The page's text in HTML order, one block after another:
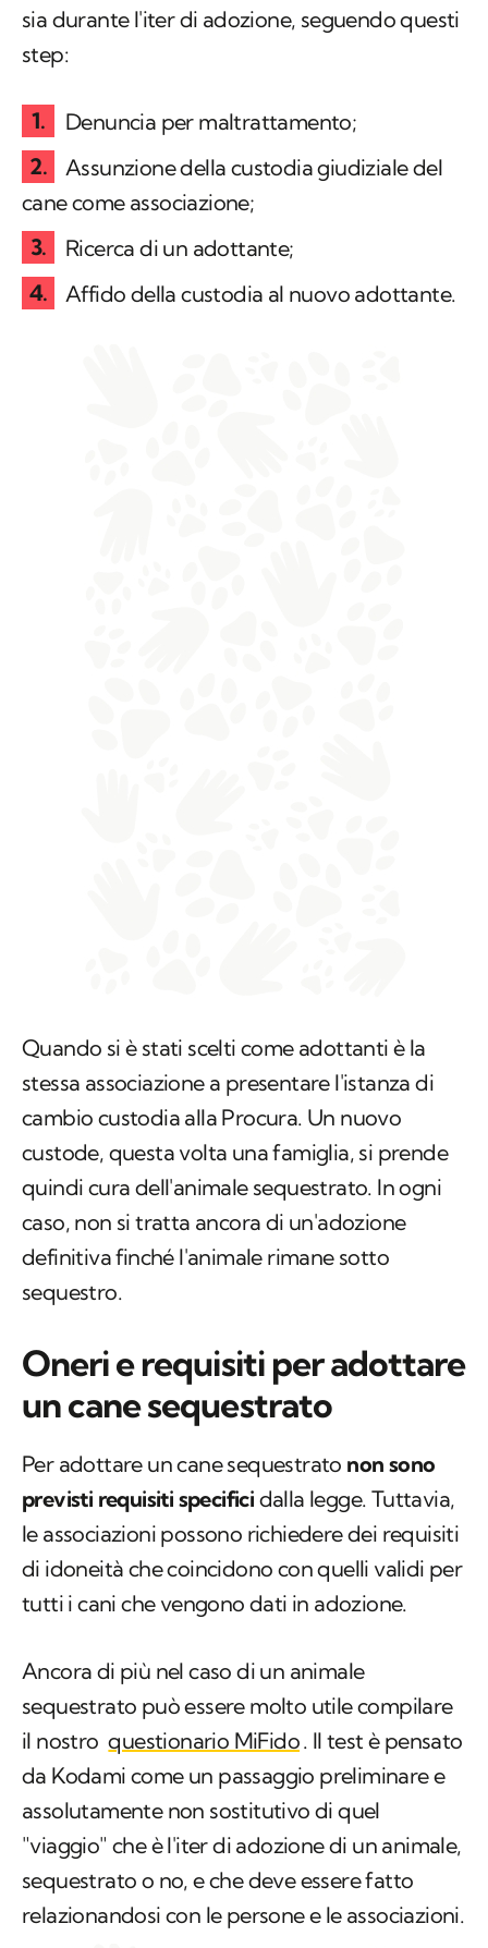
sia durante l'iter di adozione, seguendo questi
step:
Denuncia per maltrattamento;
Assunzione della custodia giudiziale del
cane come associazione;
Ricerca di un adottante;
Affido della custodia al nuovo adottante.
Quando si è stati scelti come adottanti è la
stessa associazione a presentare l'istanza di
cambio custodia alla Procura. Un nuovo
custode, questa volta una famiglia, si prende
quindi cura dell'animale sequestrato. In ogni
caso, non si tratta ancora di un'adozione
definitiva finché l'animale rimane sotto
sequestro.
Oneri e requisiti per adottare
un cane sequestrato
Per adottare un cane sequestrato non sono
previsti requisiti specifici dalla legge. Tuttavia,
le associazioni possono richiedere dei requisiti
di idoneità che coincidono con quelli validi per
tutti i cani che vengono dati in adozione.
Ancora di più nel caso di un animale
sequestrato può essere molto utile compilare
il nostroquestionario MiFido. Il test è pensato
da Kodami come un passaggio preliminare e
assolutamente non sostitutivo di quel
"viaggio" che è l'iter di adozione di un animale,
sequestrato o no, e che deve essere fatto
relazionandosi con le persone e le associazioni.